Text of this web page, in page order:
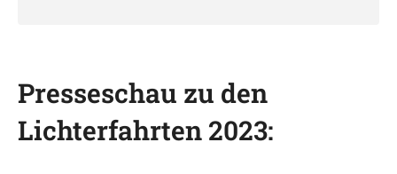
Presseschau zu den
Lichterfahrten 2023: